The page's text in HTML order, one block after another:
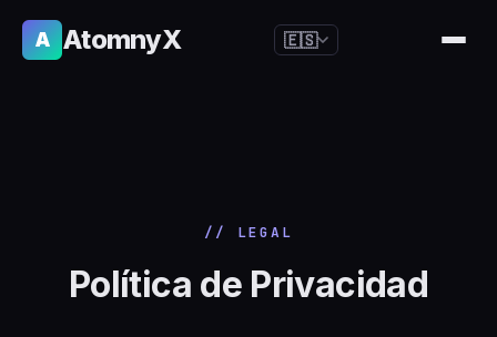
A AtomnyX 🇪🇸
🇯🇵日本語
// LEGAL
Política de Privacidad